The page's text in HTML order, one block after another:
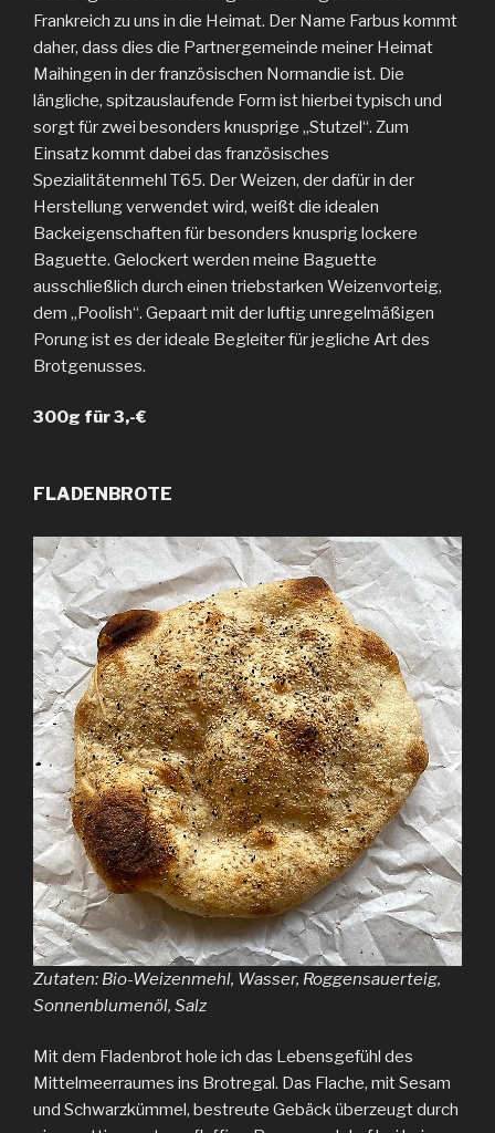
Frankreich zu uns in die Heimat. Der Name Farbus kommt
daher, dass dies die Partnergemeinde meiner Heimat
Maihingen in der französischen Normandie ist. Die
längliche, spitzauslaufende Form ist hierbei typisch und
sorgt für zwei besonders knusprige „Stutzel“. Zum
Einsatz kommt dabei das französisches
Spezialitätenmehl T65. Der Weizen, der dafür in der
Herstellung verwendet wird, weißt die idealen
Backeigenschaften für besonders knusprig lockere
Baguette. Gelockert werden meine Baguette
ausschließlich durch einen triebstarken Weizenvorteig,
dem „Poolish“. Gepaart mit der luftig unregelmäßigen
Porung ist es der ideale Begleiter für jegliche Art des
Brotgenusses.
300g für 3,-€
FLADENBROTE
Zutaten: Bio-Weizenmehl, Wasser, Roggensauerteig,
Sonnenblumenöl, Salz
Mit dem Fladenbrot hole ich das Lebensgefühl des
Mittelmeerraumes ins Brotregal. Das Flache, mit Sesam
und Schwarzkümmel, bestreute Gebäck überzeugt durch